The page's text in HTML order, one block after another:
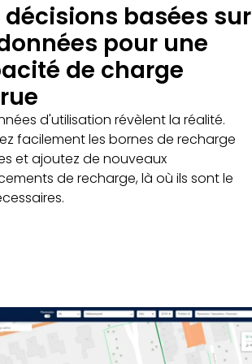
décisions basées sur
pour une
de charge
d'utilisation révèlent la réalité.
facilement les bornes de recharge
et ajoutez de nouveaux
de recharge, là où ils sont le